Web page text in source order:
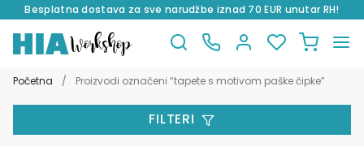
Besplatna dostava za sve narudžbe iznad 70 EUR unutar RH!
na
do
Početna / Proizvodi označeni “tapete s motivom paške čipke”
FILTERI